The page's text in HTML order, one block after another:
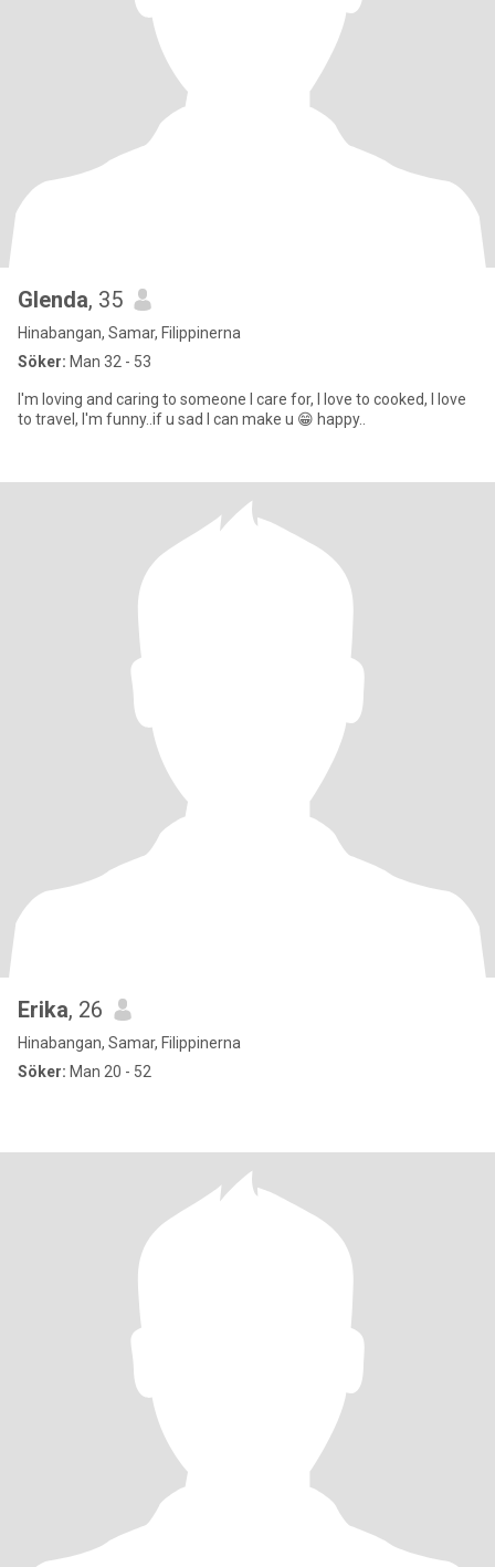
Glenda, 35
Hinabangan, Samar, Filippinerna
Söker: Man 32 - 53
I'm loving and caring to someone I care for, I love to cooked, I love
to travel, I'm funny..if u sad I can make u 😁 happy..
Erika, 26
Hinabangan, Samar, Filippinerna
Söker: Man 20 - 52